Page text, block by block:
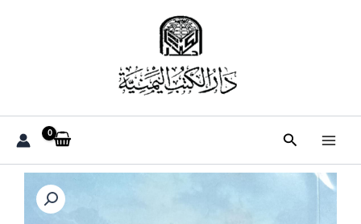
البحث
كمية
فيسكينتاو